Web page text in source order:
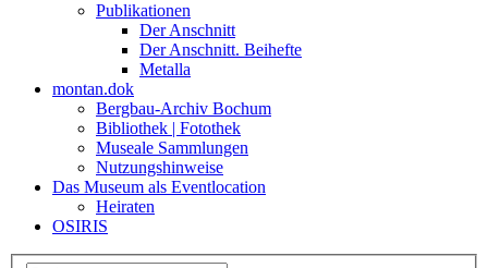
Publikationen
Der Anschnitt
Der Anschnitt. Beihefte
Metalla
montan.dok
Bergbau-Archiv Bochum
Bibliothek | Fotothek
Museale Sammlungen
Nutzungshinweise
Das Museum als Eventlocation
Heiraten
OSIRIS